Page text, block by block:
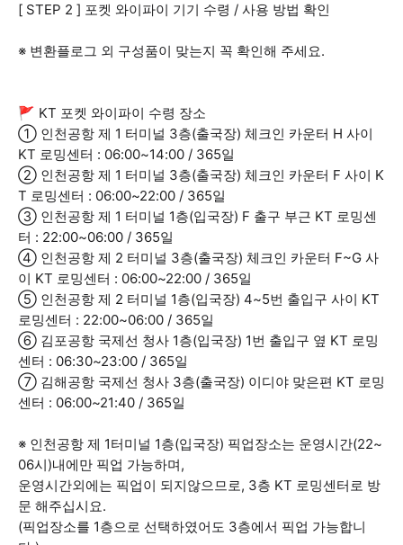
[ STEP 2 ] 포켓 와이파이 기기 수령 / 사용 방법 확인
※ 변환플로그 외 구성품이 맞는지 꼭 확인해 주세요.
🚩 KT 포켓 와이파이 수령 장소
① 인천공항 제 1 터미널 3층(출국장) 체크인 카운터 H 사이
KT 로밍센터 : 06:00~14:00 / 365일
② 인천공항 제 1 터미널 3층(출국장) 체크인 카운터 F 사이 K
T 로밍센터 : 06:00~22:00 / 365일
③ 인천공항 제 1 터미널 1층(입국장) F 출구 부근 KT 로밍센
터 : 22:00~06:00 / 365일
④ 인천공항 제 2 터미널 3층(출국장) 체크인 카운터 F~G 사
이 KT 로밍센터 : 06:00~22:00 / 365일
⑤ 인천공항 제 2 터미널 1층(입국장) 4~5번 출입구 사이 KT
로밍센터 : 22:00~06:00 / 365일
⑥ 김포공항 국제선 청사 1층(입국장) 1번 출입구 옆 KT 로밍
센터 : 06:30~23:00 / 365일
⑦ 김해공항 국제선 청사 3층(출국장) 이디야 맞은편 KT 로밍
센터 : 06:00~21:40 / 365일
※ 인천공항 제 1터미널 1층(입국장) 픽업장소는 운영시간(22~
06시)내에만 픽업 가능하며,
운영시간외에는 픽업이 되지않으므로, 3층 KT 로밍센터로 방
문 해주십시요.
(픽업장소를 1층으로 선택하였어도 3층에서 픽업 가능합니